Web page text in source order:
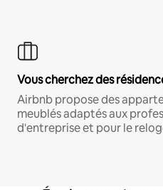
Vous cherchez des
Airbnb propose des
meublés adaptés aux
d'entreprise et pour le